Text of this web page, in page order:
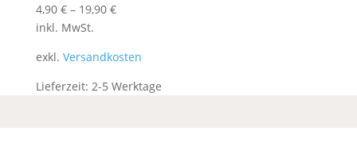
4,90 €– 19,90 €
inkl. MwSt.
exkl. Versandkosten
Lieferzeit: 2-5 Werktage